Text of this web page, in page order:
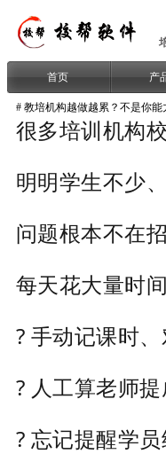
首页 产
# 教培机构越做越累？不是你能
很多培训机构
明明学生不少
问题根本不在
每天花大量时间
? 手动记课时
? 人工算老师
? 忘记提醒学